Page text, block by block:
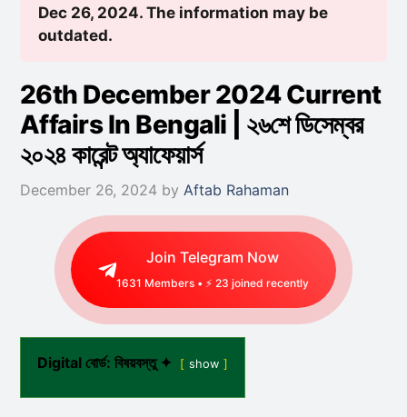
Dec 26, 2024. The information may be
outdated.
26th December 2024 Current
Affairs In Bengali | ২৬শে ডিসেম্বর
২০২৪ কারেন্ট অ্যাফেয়ার্স
December 26, 2024 by Aftab Rahaman
Join Telegram Now
1631 Members • ⚡51 joined recently
Digital বোর্ড: বিষয়বস্তু ✦ show